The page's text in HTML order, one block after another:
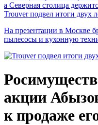
Trouver подвел итоги двух
На презентации в Москве
пылесосы и кухонную
акции
к продаже